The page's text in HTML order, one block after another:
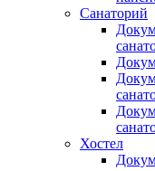
Санаторий
Хостел